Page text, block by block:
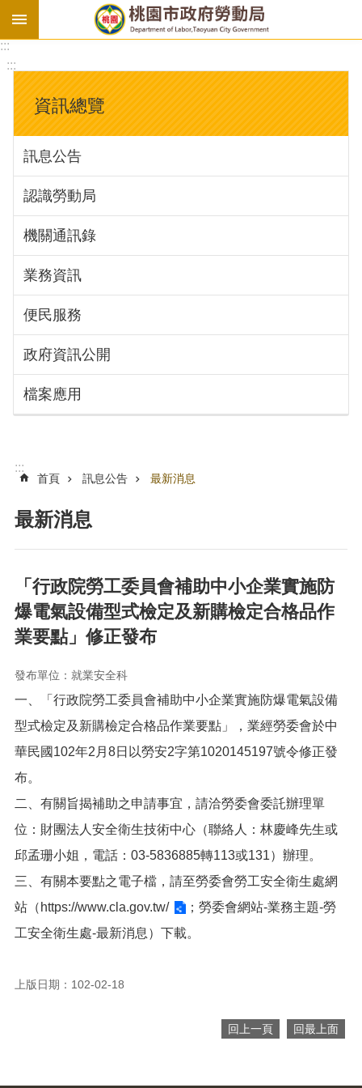
基
法
勞
資
會
庇
護
工
場
進
訊
息
公
識
動
局
關
訊
錄
務
民
服
政
府
資
公
開
檔
用
:::
:::
資訊總覽
訊息公告
認識勞動局
機關通訊錄
業務資訊
便民服務
政府資訊公開
檔案應用
:::
首頁 訊息公告 最新消息
最新消息
「行政院勞工委員會補助中小企業實施防
爆電氣設備型式檢定及新購檢定合格品作
業要點」修正發布
發布單位：就業安全科
一、「行政院勞工委員會補助中小企業實施防爆電氣設備
型式檢定及新購檢定合格品作業要點」，業經勞委會於中
華民國102年2月8日以勞安2字第1020145197號令修正發
布。
二、有關旨揭補助之申請事宜，請洽勞委會委託辦理單
位：財團法人安全衛生技術中心（聯絡人：林慶峰先生或
邱孟珊小姐，電話：03-5836885轉113或131）辦理。
三、有關本要點之電子檔，請至勞委會勞工安全衛生處網
站（ https://www.cla.gov.tw/
；勞委會網站-業務主題-勞
工安全衛生處-最新消息）下載。
上版日期：102-02-18
回上一頁 回最上面